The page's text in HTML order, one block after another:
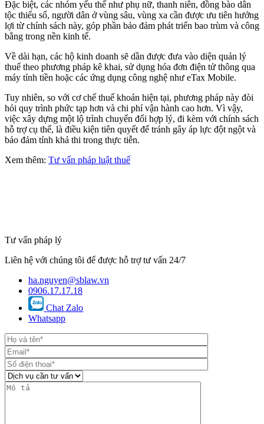
Đặc biệt, các nhóm yếu thế như phụ nữ, thanh niên, đồng bào dân
tộc thiểu số, người dân ở vùng sâu, vùng xa cần được ưu tiên hưởng
lợi từ chính sách này, góp phần bảo đảm phát triển bao trùm và công
bằng trong nền kinh tế.
Về dài hạn, các hộ kinh doanh sẽ dần được đưa vào diện quản lý
thuế theo phương pháp kê khai, sử dụng hóa đơn điện tử thông qua
máy tính tiền hoặc các ứng dụng công nghệ như eTax Mobile.
Tuy nhiên, so với cơ chế thuế khoán hiện tại, phương pháp này đòi
hỏi quy trình phức tạp hơn và chi phí vận hành cao hơn. Vì vậy,
việc xây dựng một lộ trình chuyển đổi hợp lý, đi kèm với chính sách
hỗ trợ cụ thể, là điều kiện tiên quyết để tránh gây áp lực đột ngột và
bảo đảm tính khả thi trong thực tiễn.
Xem thêm: Tư vấn pháp luật thuế
Tư vấn pháp lý
Liên hệ với chúng tôi để được hỗ trợ tư vấn 24/7
ha.nguyen@sblaw.vn
0906.17.17.18
Chat Zalo
Whatsapp